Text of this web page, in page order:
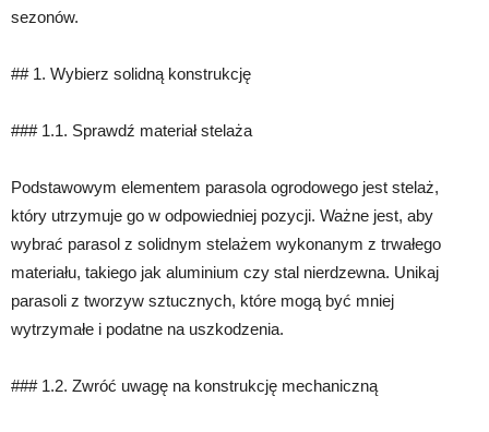
sezonów.
## 1. Wybierz solidną konstrukcję
### 1.1. Sprawdź materiał stelaża
Podstawowym elementem parasola ogrodowego jest stelaż,
który utrzymuje go w odpowiedniej pozycji. Ważne jest, aby
wybrać parasol z solidnym stelażem wykonanym z trwałego
materiału, takiego jak aluminium czy stal nierdzewna. Unikaj
parasoli z tworzyw sztucznych, które mogą być mniej
wytrzymałe i podatne na uszkodzenia.
### 1.2. Zwróć uwagę na konstrukcję mechaniczną